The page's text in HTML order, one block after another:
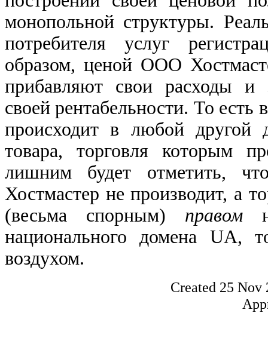
монопольной структуры.
потребителя услуг
образом, ценой ООО
прибавляют свои расходы и
своей рентабельности. То
происходит в любой другой
товара, торговля которым
лишним будет отметить,
Хостмастер не производит, а
(весьма спорным) правом
национального домена
воздухом.
Created 25